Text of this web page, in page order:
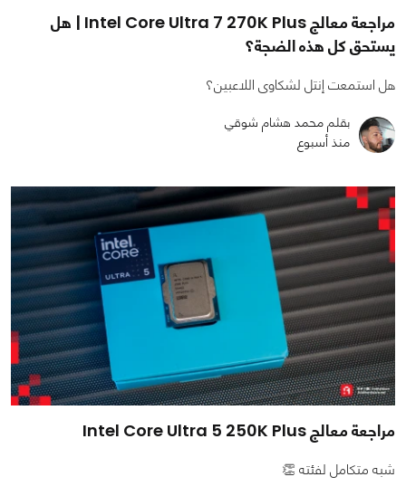
مراجعة معالج Intel Core Ultra 7 270K Plus | هل
يستحق كل هذه الضجة؟
هل استمعت إنتل لشكاوى اللاعبين؟
بقلم محمد هشام شوقي
منذ أسبوع
مراجعة معالج Intel Core Ultra 5 250K Plus
شبه متكامل لفئته 👏